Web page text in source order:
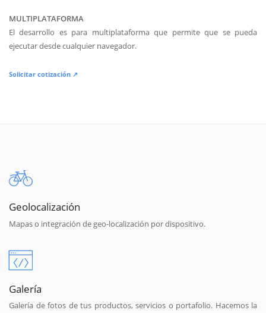
MULTIPLATAFORMA
El desarrollo es para multiplataforma que permite que se pueda
ejecutar desde cualquier navegador.
Solicitar cotización ↗
Geolocalización
Mapas o integración de geo-localización por dispositivo.
Galería
Galería de fotos de tus productos, servicios o portafolio. Hacemos la